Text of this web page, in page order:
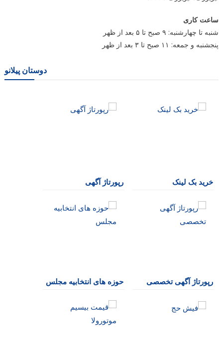
ساعت کاری
شنبه تا چهارشنبه: ۹ صبح تا ۵ بعد از ظهر
پنجشنبه و جمعه: ۱۱ صبح تا ۳ بعد از ظهر
دوستان پیلانو
خرید بک لینک رپورتاژ آگهی
رپورتاژ آگهی تخصصی حوزه های انتخابیه مجلس